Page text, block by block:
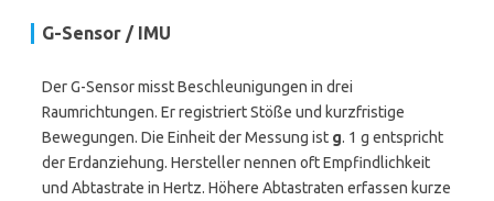
G-Sensor / IMU
Der G-Sensor misst Beschleunigungen in drei
Raumrichtungen. Er registriert Stöße und kurzfristige
Bewegungen. Die Einheit der Messung ist g. 1 g entspricht
der Erdanziehung. Hersteller nennen oft Empfindlichkeit
und Abtastrate in Hertz. Höhere Abtastraten erfassen kurze